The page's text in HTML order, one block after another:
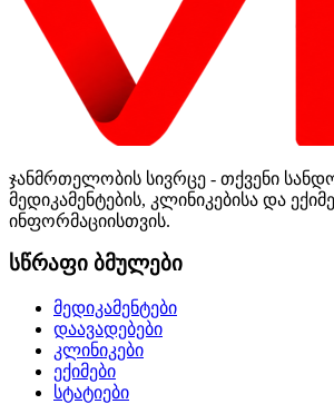
ჯანმრთელობის სივრცე - თქვენი
მედიკამენტების, კლინიკებისა და
ინფორმაციისთვის.
სწრაფი ბმულები
მედიკამენტები
დაავადებები
კლინიკები
ექიმები
სტატიები